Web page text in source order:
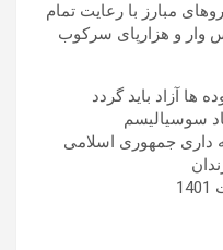
مبارز با رعایت تمام
وار و هزارپای سرکوب
ها آزاد باید گردد
سوسیالیسم
داری جمهوری اسلامی